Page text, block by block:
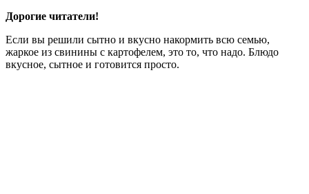
Дорогие читатели!
Если вы решили сытно и вкусно накормить всю семью,
жаркое из свинины с картофелем, это то, что надо. Блюдо
вкусное, сытное и готовится просто.